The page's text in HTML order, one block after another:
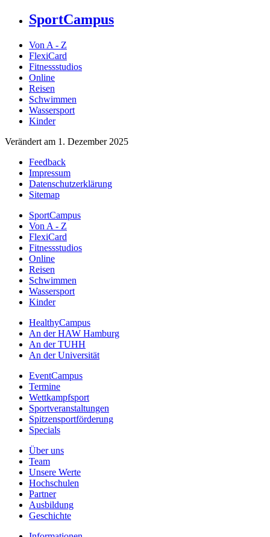
SportCampus
Von A - Z
FlexiCard
Fitnessstudios
Online
Reisen
Schwimmen
Wassersport
Kinder
Verändert am 1. Dezember 2025
Feedback
Impressum
Datenschutzerklärung
Sitemap
SportCampus
Von A - Z
FlexiCard
Fitnessstudios
Online
Reisen
Schwimmen
Wassersport
Kinder
HealthyCampus
An der HAW Hamburg
An der TUHH
An der Universität
EventCampus
Termine
Wettkampfsport
Sportveranstaltungen
Spitzensportförderung
Specials
Über uns
Team
Unsere Werte
Hochschulen
Partner
Ausbildung
Geschichte